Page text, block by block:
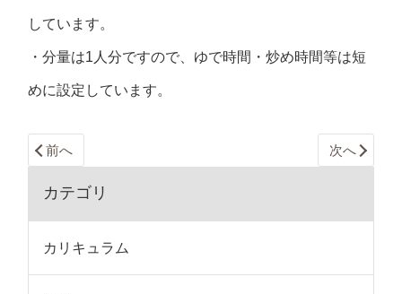
しています。
・分量は1人分ですので、ゆで時間・炒め時間等は短
めに設定しています。
前へ 次へ
カテゴリ
カリキュラム